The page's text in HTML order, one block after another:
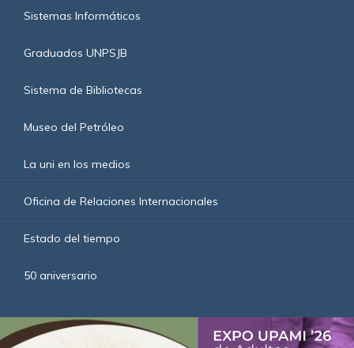
Sistemas Informáticos
Graduados UNPSJB
Sistema de Bibliotecas
Museo del Petróleo
La uni en los medios
Oficina de Relaciones Internacionales
Estado del tiempo
50 aniversario